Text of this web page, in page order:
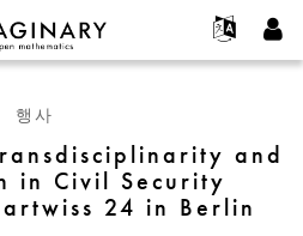
Français
Deutsch
한국어
Español
Programs
On
프로젝트
가하기
연락처
행사
and
in Civil Security
24 in Berlin